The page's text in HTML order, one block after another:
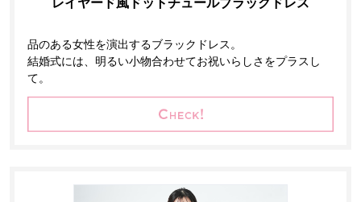
レイヤード風ドットチュールブラックドレス
品のある女性を演出するブラックドレス。
結婚式には、明るい小物合わせてお祝いらしさをプラスし
て。